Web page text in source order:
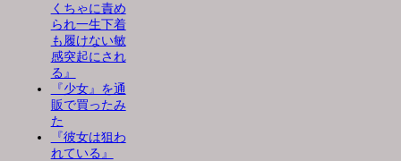
くちゃに責め
られ一生下着
も履けない敏
感突起にされ
る』
『少女』を通
販で買ったみ
た
『彼女は狙わ
れている』